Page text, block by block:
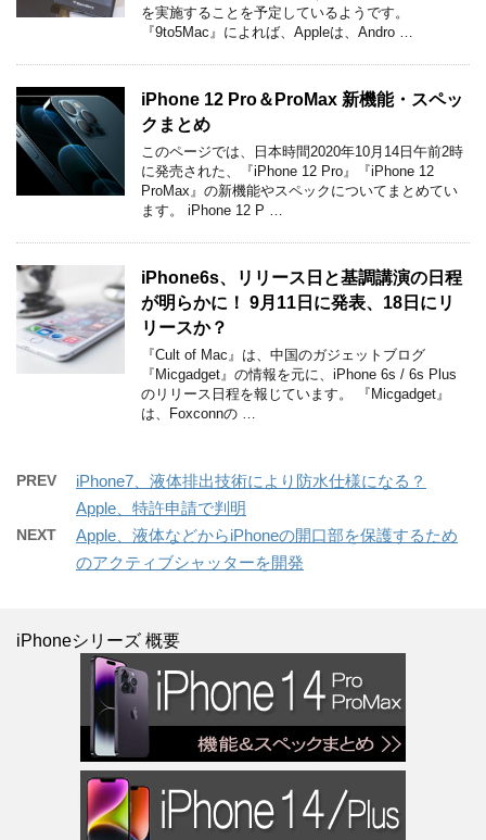
を実施することを予定しているようです。
『9to5Mac』によれば、Appleは、Andro …
iPhone 12 Pro＆ProMax 新機能・スペッ
クまとめ
このページでは、日本時間2020年10月14日午前2時
に発売された、『iPhone 12 Pro』『iPhone 12
ProMax』の新機能やスペックについてまとめてい
ます。 iPhone 12 P …
iPhone6s、リリース日と基調講演の日程
が明らかに！ 9月11日に発表、18日にリ
リースか？
『Cult of Mac』は、中国のガジェットブログ
『Micgadget』の情報を元に、iPhone 6s / 6s Plus
のリリース日程を報じています。 『Micgadget』
は、Foxconnの …
PREV
iPhone7、液体排出技術により防水仕様になる？
Apple、特許申請で判明
NEXT
Apple、液体などからiPhoneの開口部を保護するため
のアクティブシャッターを開発
iPhoneシリーズ 概要